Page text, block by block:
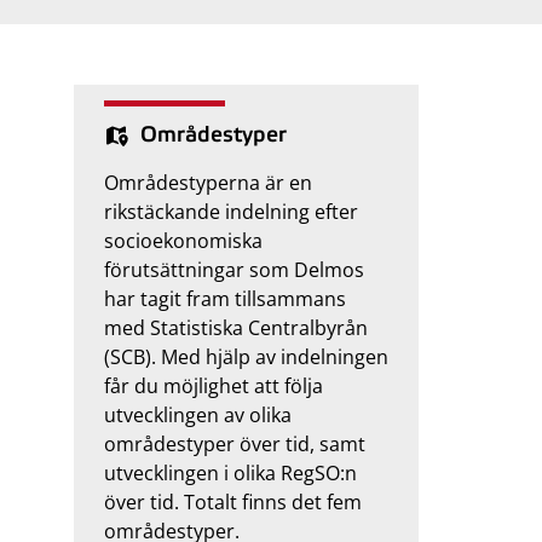
Områdestyper
Områdestyperna är en
rikstäckande indelning efter
socioekonomiska
förutsättningar som Delmos
har tagit fram tillsammans
med Statistiska Centralbyrån
(SCB). Med hjälp av indelningen
får du möjlighet att följa
utvecklingen av olika
områdestyper över tid, samt
utvecklingen i olika RegSO:n
över tid. Totalt finns det fem
områdestyper.